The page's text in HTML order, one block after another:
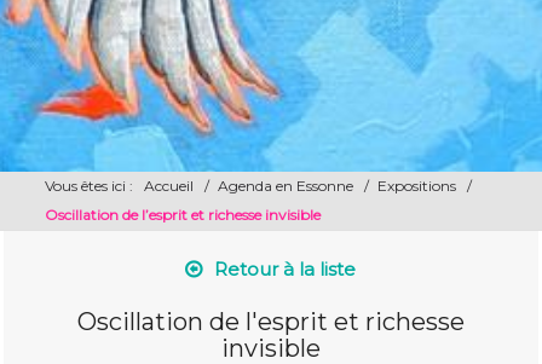
Vous êtes ici : Accueil / Agenda en Essonne / Expositions
/
Oscillation de l’esprit et richesse invisible
Retour à la liste
Oscillation de l'esprit et richesse
invisible